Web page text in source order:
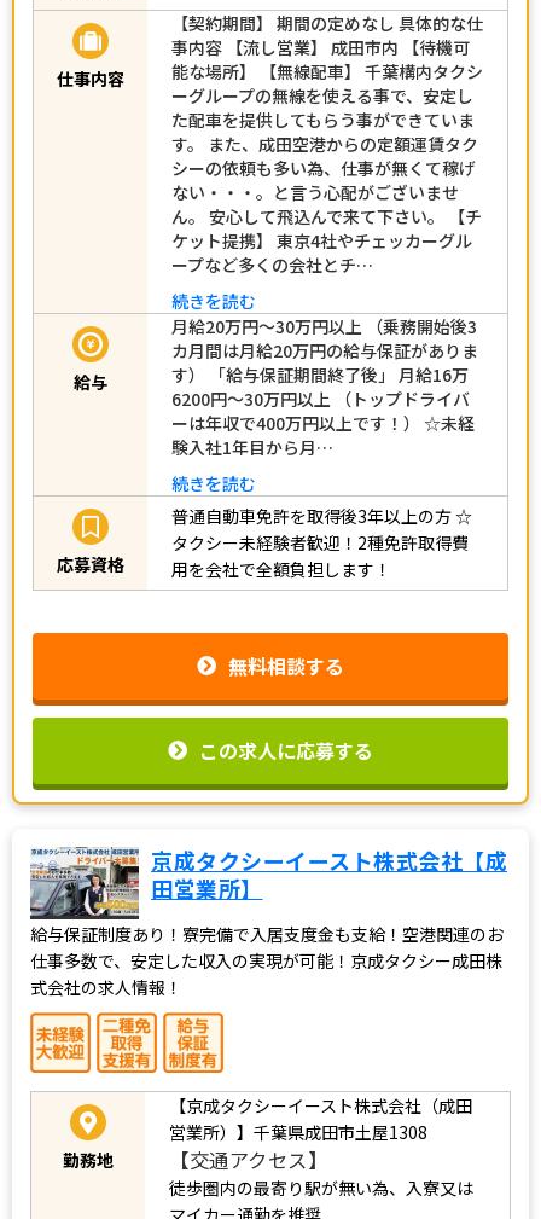
仕事内容
【契約期間】 期間の定めなし 具体的な仕
事内容 【流し営業】 成田市内 【待機可
能な場所】 【無線配車】 千葉構内タクシ
ーグループの無線を使える事で、安定し
た配車を提供してもらう事ができていま
す。 また、成田空港からの定額運賃タク
シーの依頼も多い為、仕事が無くて稼げ
ない・・・。と言う心配がございませ
ん。 安心して飛込んで来て下さい。 【チ
ケット提携】 東京4社やチェッカーグル
ープなど多くの会社とチ…
続きを読む
給与
月給20万円～30万円以上 （乗務開始後3
カ月間は月給20万円の給与保証がありま
す） 「給与保証期間終了後」 月給16万
6200円～30万円以上 （トップドライバ
ーは年収で400万円以上です！） ☆未経
験入社1年目から月…
続きを読む
応募資格
普通自動車免許を取得後3年以上の方☆
タクシー未経験者歓迎！2種免許取得費
用を会社で全額負担します！
無料相談する
この求人に応募する
京成タクシーイースト株式会社【成
田営業所】
給与保証制度あり！寮完備で入居支度金も支給！空港関連のお
仕事多数で、安定した収入の実現が可能！京成タクシー成田株
式会社の求人情報！
勤務地
【京成タクシーイースト株式会社（成田
営業所）】千葉県成田市土屋1308
【交通アクセス】
徒歩圏内の最寄り駅が無い為、入寮又は
マイカー通勤を推奨